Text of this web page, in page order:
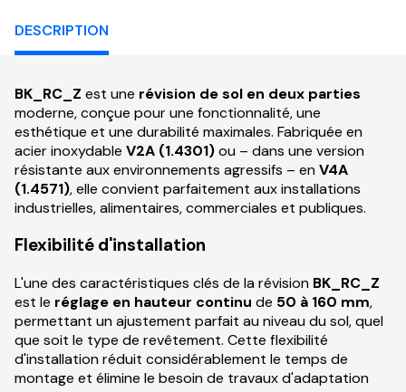
DESCRIPTION
BK_RC_Z est une révision de sol en deux parties
moderne, conçue pour une fonctionnalité, une
esthétique et une durabilité maximales. Fabriquée en
acier inoxydable V2A (1.4301)ou – dans une version
résistante aux environnements agressifs – en V4A
(1.4571), elle convient parfaitement aux installations
industrielles, alimentaires, commerciales et publiques.
Flexibilité d'installation
L'une des caractéristiques clés de la révision BK_RC_Z
est le réglage en hauteur continu de 50 à 160 mm,
permettant un ajustement parfait au niveau du sol, quel
que soit le type de revêtement. Cette flexibilité
d'installation réduit considérablement le temps de
montage et élimine le besoin de travaux d'adaptation